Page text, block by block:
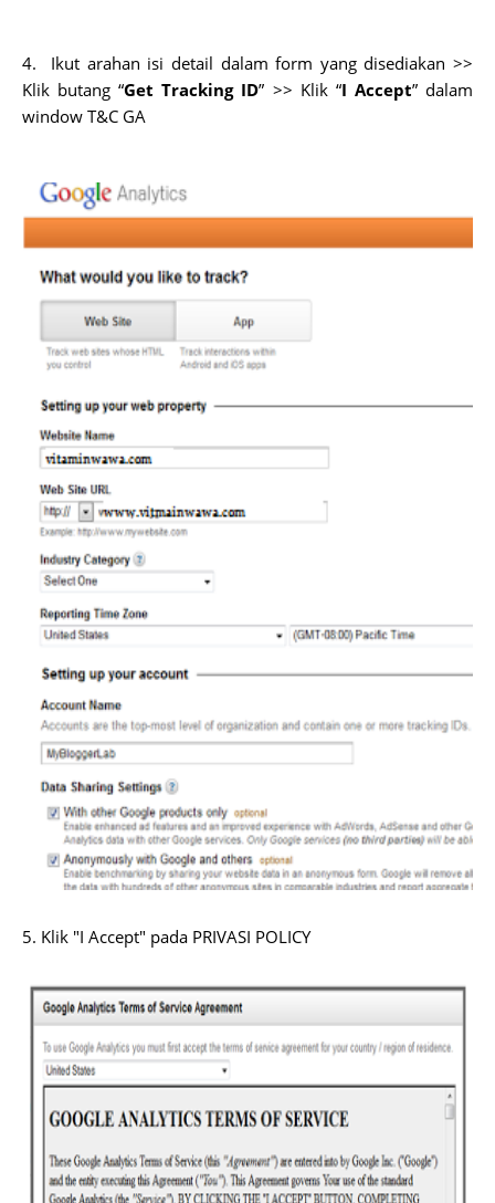
4. Ikut arahan isi detail dalam form yang disediakan >>
Klik butang “Get Tracking ID” >> Klik “I Accept” dalam
window T&C GA
5. Klik "I Accept" pada PRIVASI POLICY